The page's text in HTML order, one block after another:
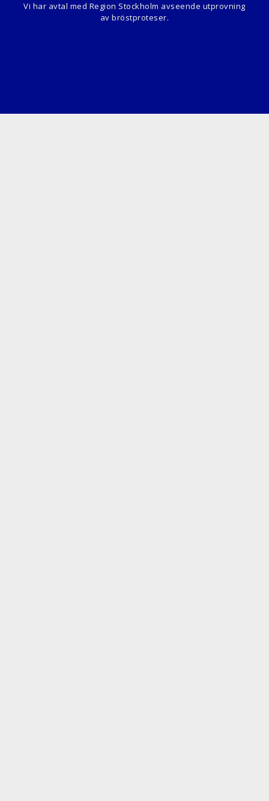
Vi har avtal med Region Stockholm avseende utprovning
av bröstproteser.